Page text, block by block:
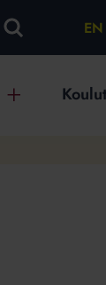
EN